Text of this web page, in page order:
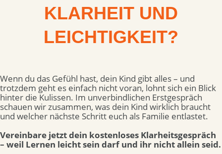
KLARHEIT UND
LEICHTIGKEIT?
Wenn du das Gefühl hast, dein Kind gibt alles – und
trotzdem geht es einfach nicht voran, lohnt sich ein Blick
hinter die Kulissen. Im unverbindlichen Erstgespräch
schauen wir zusammen, was dein Kind wirklich braucht
und welcher nächste Schritt euch als Familie entlastet.
Vereinbare jetzt dein kostenloses Klarheitsgespräch
– weil Lernen leicht sein darf und ihr nicht allein seid.